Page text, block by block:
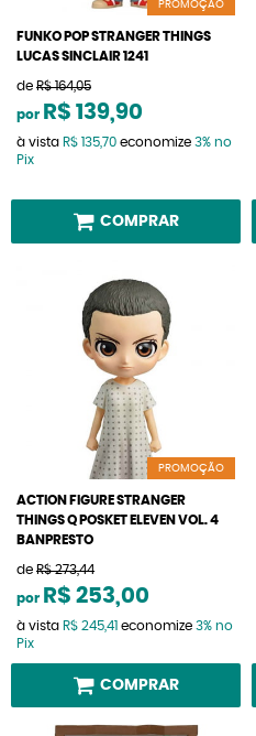
PROMOÇÃO
FUNKO POP STRANGER THINGS
LUCAS SINCLAIR 1241
de R$ 164,05
por R$ 139,90
à vista R$ 135,70 economize 3% no
Pix
COMPRAR
PROMOÇÃO
ACTION FIGURE STRANGER
THINGS Q POSKET ELEVEN VOL. 4
BANPRESTO
de R$ 273,44
por R$ 253,00
à vista R$ 245,41 economize 3% no
Pix
COMPRAR